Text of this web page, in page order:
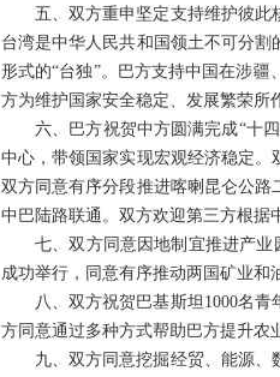
五、双方重申坚定支持维护彼此
台湾是中华人民共和国领土不可分
形式的“台独”。巴方支持中国在涉
方为维护国家安全稳定、发展繁荣所
六、巴方祝贺中方圆满完成“十
中心，带领国家实现宏观经济稳定。
双方同意有序分段推进喀喇昆仑公
中巴陆路联通。双方欢迎第三方根据
七、双方同意因地制宜推进产
成功举行，同意有序推动两国矿业和
八、双方祝贺巴基斯坦1000名
方同意通过多种方式帮助巴方提升农
九、双方同意挖掘经贸、能源